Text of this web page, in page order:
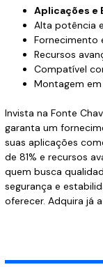
Aplicações e
Alta potência
Fornecimento
Recursos
Compatível
Montagem
Invista na Fonte
garanta um
suas aplicações
de 81% e recursos
quem busca
segurança e
oferecer. Adquira já